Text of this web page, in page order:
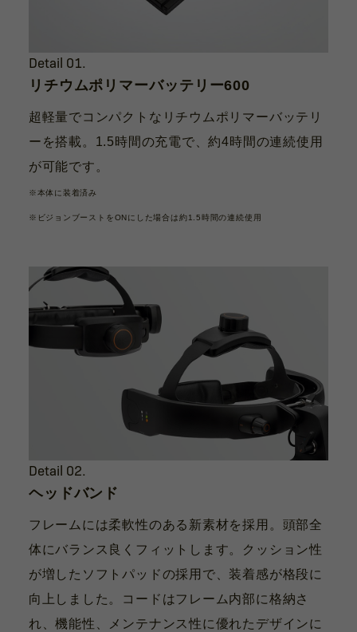
Detail 01.
リチウムポリマーバッテリー600
超軽量でコンパクトなリチウムポリマーバッテリ
ーを搭載。1.5時間の充電で、約4時間の連続使用
が可能です。
※本体に装着済み
※ビジョンブーストをONにした場合は約1.5時間の連続使用
Detail 02.
ヘッドバンド
フレームには柔軟性のある新素材を採用。頭部全
体にバランス良くフィットします。クッション性
が増したソフトパッドの採用で、装着感が格段に
向上しました。コードはフレーム内部に格納さ
れ、機能性、メンテナンス性に優れたデザインに